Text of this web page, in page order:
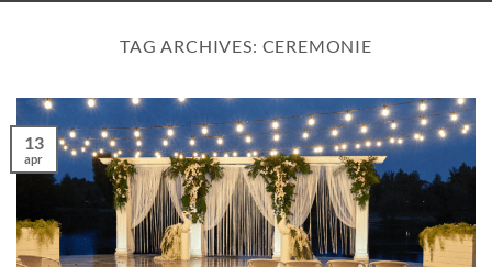
TAG ARCHIVES: CEREMONIE
13
apr